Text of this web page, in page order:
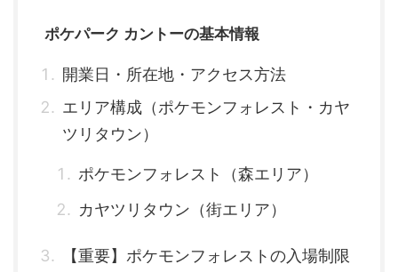
ポケパーク カントーの基本情報
開業日・所在地・アクセス方法
エリア構成（ポケモンフォレスト・カヤ
ツリタウン）
ポケモンフォレスト（森エリア）
カヤツリタウン（街エリア）
【重要】ポケモンフォレストの入場制限